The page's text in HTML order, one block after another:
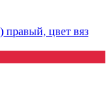
правый, цвет вяз